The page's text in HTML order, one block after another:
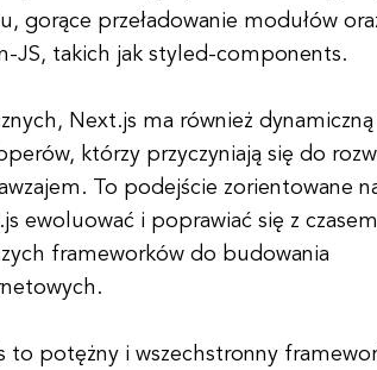
gorące przeładowanie modułów
JS, takich jak styled-components.
Next.js ma również dynamiczną
którzy przyczyniają się do
To podejście zorientowane
ewoluować i poprawiać się z
frameworków do budowania
to potężny i wszechstronny